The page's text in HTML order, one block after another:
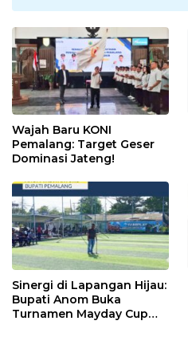
Wajah Baru KONI
Pemalang: Target Geser
Dominasi Jateng!
Sinergi di Lapangan Hijau:
Bupati Anom Buka
Turnamen Mayday Cup